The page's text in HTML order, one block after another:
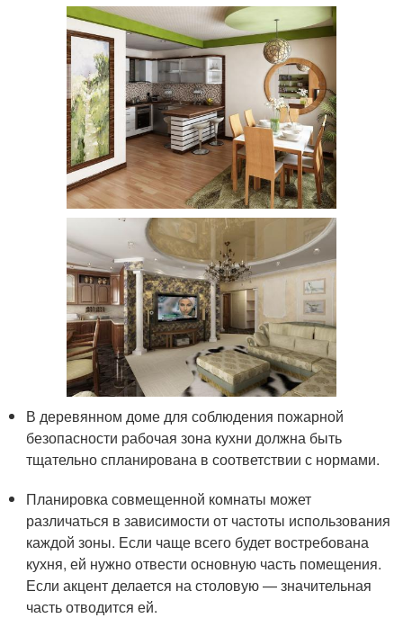
В деревянном доме для соблюдения пожарной
безопасности рабочая зона кухни должна быть
тщательно спланирована в соответствии с нормами.
Планировка совмещенной комнаты может
различаться в зависимости от частоты использования
каждой зоны. Если чаще всего будет востребована
кухня, ей нужно отвести основную часть помещения.
Если акцент делается на столовую — значительная
часть отводится ей.